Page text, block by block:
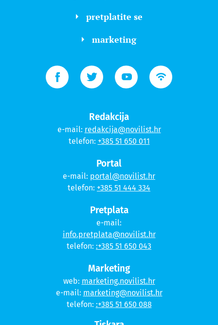
pretplatite se
marketing
Redakcija
e-mail: redakcija@novilist.hr
telefon: +385 51 650 011
Portal
e-mail: portal@novilist.hr
telefon: +385 51 444 334
Pretplata
e-mail:
info.pretplata@novilist.hr
telefon: :+385 51 650 043
Marketing
web: marketing.novilist.hr
e-mail: marketing@novilist.hr
telefon: :+385 51 650 088